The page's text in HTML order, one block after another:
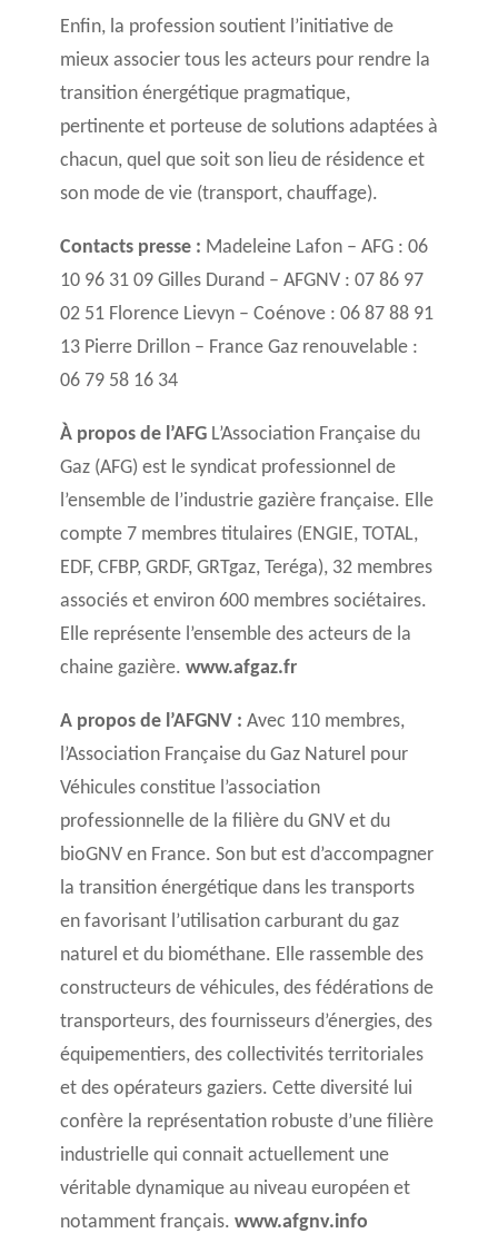
Enfin, la profession soutient l’initiative de
mieux associer tous les acteurs pour rendre la
transition énergétique pragmatique,
pertinente et porteuse de solutions adaptées à
chacun, quel que soit son lieu de résidence et
son mode de vie (transport, chauffage).
Contacts presse : Madeleine Lafon – AFG : 06
10 96 31 09 Gilles Durand – AFGNV : 07 86 97
02 51 Florence Lievyn – Coénove : 06 87 88 91
13 Pierre Drillon – France Gaz renouvelable :
06 79 58 16 34
À propos de l’AFG L’Association Française du
Gaz (AFG) est le syndicat professionnel de
l’ensemble de l’industrie gazière française. Elle
compte 7 membres titulaires (ENGIE, TOTAL,
EDF, CFBP, GRDF, GRTgaz, Teréga), 32 membres
associés et environ 600 membres sociétaires.
Elle représente l’ensemble des acteurs de la
chaine gazière. www.afgaz.fr
A propos de l’AFGNV : Avec 110 membres,
l’Association Française du Gaz Naturel pour
Véhicules constitue l’association
professionnelle de la filière du GNV et du
bioGNV en France. Son but est d’accompagner
la transition énergétique dans les transports
en favorisant l’utilisation carburant du gaz
naturel et du biométhane. Elle rassemble des
constructeurs de véhicules, des fédérations de
transporteurs, des fournisseurs d’énergies, des
équipementiers, des collectivités territoriales
et des opérateurs gaziers. Cette diversité lui
confère la représentation robuste d’une filière
industrielle qui connait actuellement une
véritable dynamique au niveau européen et
notamment français. www.afgnv.info